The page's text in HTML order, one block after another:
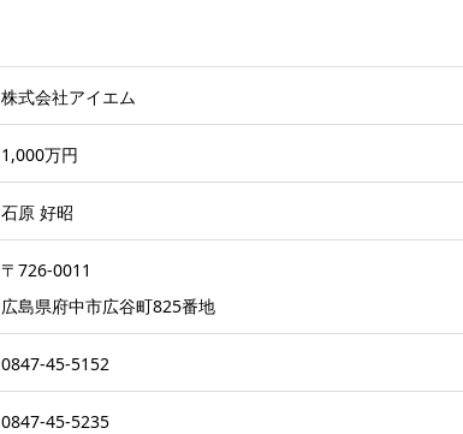
株式会社アイエム
1,000万円
石原 好昭
〒726-0011
広島県府中市広谷町825番地
0847-45-5152
0847-45-5235